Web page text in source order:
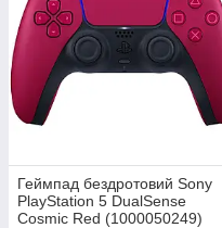
Геймпад бездротовий Sony
PlayStation 5 DualSense
Cosmic Red (1000050249)